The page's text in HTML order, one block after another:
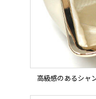
高級感のあるシャ